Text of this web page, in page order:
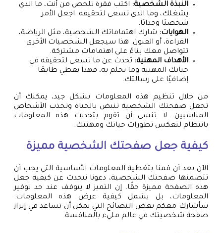
النبذة الشخصية: اكتب فقرة تلخص من أنت، ما الذي
يشغلك، وما الذي تسعى لتحقيقه. اجعل الأمر
شخصيًا وجذابًا.
الهوايات: شارك اهتماماتك الشخصية، مثل الرياضة،
القراءة، أو الفنون. هذا سيجعل الشخصيات الأخرى
تتواصل معك بناءً على اهتمامات مشتركة.
الأهداف المهنية: تحدث عن ما تسعى لتحقيقه في
حياتك المهنية وما تحلم به، فهذا يعطي طابعًا
إضافيًا على رسالتك.
من خلال تنظيم هذه المعلومات بشكل جيد، يمكنك أن
تجعل صفحتك الشخصية تنبض بالحياة وتجذب الأشخاص
المناسبين. لا تنسى أن تقوم بتحديث هذه المعلومات
بانتظام لتعكس تطورات حياتك ومهنتك.
كيفية جعل صفحتك الشخصية مميزة
الآن بعد أن قمنا بتغطية المعلومات الأساسية التي يجب أن
تتضمنها صفحتك الشخصية، دعونا نتحدث عن كيفية جعل
هذه الصفحة مميزة حقًا. إن التميز لا يتوقف عند حد توفير
المعلومات، بل يشمل كيفية عرض هذه المعلومات.
سأشارك معكم بعض النصائح التي يمكن أن تساعد في إبراز
صفحة شخصيتك في عالم مليء بالمنافسة.